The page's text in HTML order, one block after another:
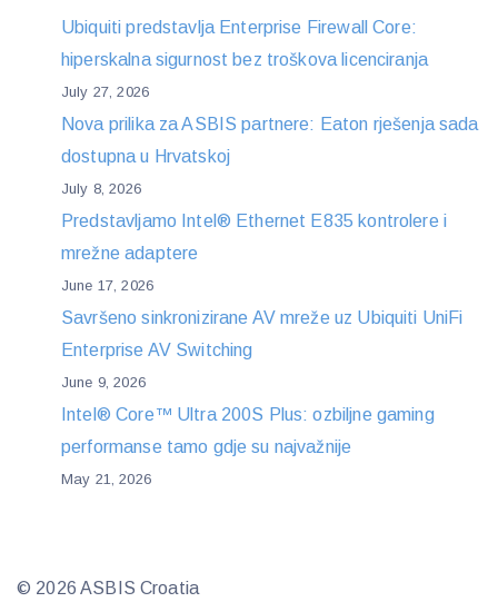
Ubiquiti predstavlja Enterprise Firewall Core:
hiperskalna sigurnost bez troškova licenciranja
July 27, 2026
Nova prilika za ASBIS partnere: Eaton rješenja sada
dostupna u Hrvatskoj
July 8, 2026
Predstavljamo Intel® Ethernet E835 kontrolere i
mrežne adaptere
June 17, 2026
Savršeno sinkronizirane AV mreže uz Ubiquiti UniFi
Enterprise AV Switching
June 9, 2026
Intel® Core™ Ultra 200S Plus: ozbiljne gaming
performanse tamo gdje su najvažnije
May 21, 2026
© 2026 ASBIS Croatia